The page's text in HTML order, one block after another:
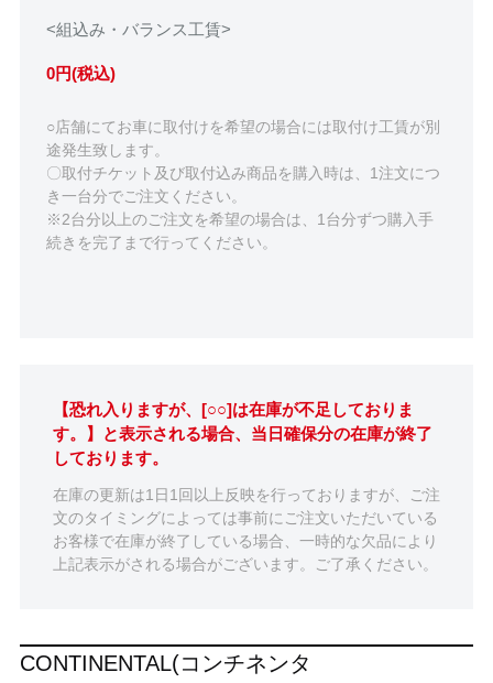
<組込み・バランス工賃>
0円(税込)
○店舗にてお車に取付けを希望の場合には取付け工賃が別
途発生致します。
〇取付チケット及び取付込み商品を購入時は、1注文につ
き一台分でご注文ください。
※2台分以上のご注文を希望の場合は、1台分ずつ購入手
続きを完了まで行ってください。
【恐れ入りますが、[○○]は在庫が不足しておりま
す。】と表示される場合、当日確保分の在庫が終了
しております。
在庫の更新は1日1回以上反映を行っておりますが、ご注
文のタイミングによっては事前にご注文いただいている
お客様で在庫が終了している場合、一時的な欠品により
上記表示がされる場合がございます。ご了承ください。
CONTINENTAL(コンチネンタ